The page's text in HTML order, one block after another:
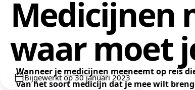
Medicijnen
waar moet
Bijgewerkt op 30 januari 2023
Wanneer je medicijnen meeneemt op reis
van het soort medicijn dat je mee wilt